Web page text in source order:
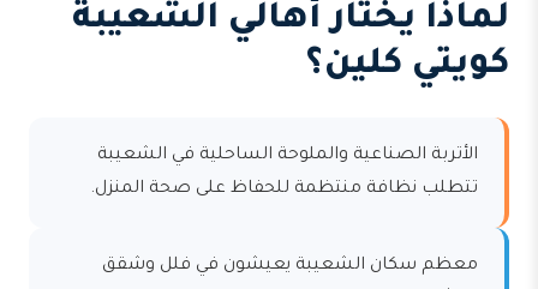
لماذا يختار أهالي الشعيبة
كويتي كلين؟
الأتربة الصناعية والملوحة الساحلية في الشعيبة
تتطلب نظافة منتظمة للحفاظ على صحة المنزل.
معظم سكان الشعيبة يعيشون في فلل وشقق